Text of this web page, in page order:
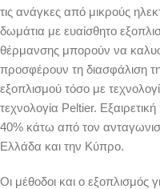
τις ανάγκες από μικρούς
δωμάτια με ευαίσθητο
θέρμανσης μπορούν να
προσφέρουν τη διασφάλιση
εξοπλισμού τόσο με
τεχνολογία Peltier.
40% κάτω από τον
Ελλάδα και την Κύπρο.
Οι μέθοδοι και ο εξοπλισμός